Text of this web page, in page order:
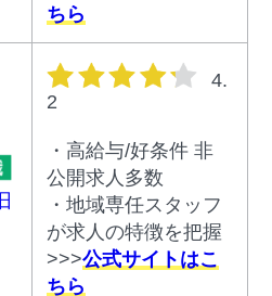
ちら
星の数
4.
2
・高給与/好条件 非
公開求人多数
・地域専任スタッフ
が求人の特徴を把握
>>>公式サイトはこ
ちら